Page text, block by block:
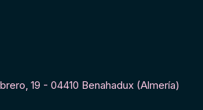
19 - 04410 Benahadux (Almería)